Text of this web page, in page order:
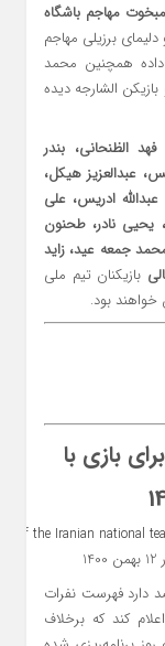
مهاجم باشگاه
دلیمای برزیلی مهاجم
همچنین محمد
الشارجه دیده
الظنحانی، بندر
عبدالعزیز هیکل،
ادریس، علی
یحیى نادر، طحنون
محمد جمعه عید، زاید
بازیکنان تیم ملی
خواهند بود.
بازی با
دارد فهرست نفرات
کند که برخلاف